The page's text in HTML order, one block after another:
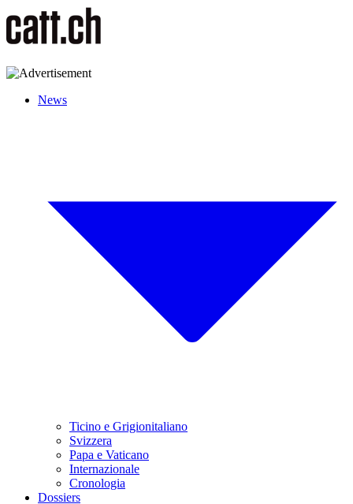
News
Ticino e Grigionitaliano
Svizzera
Papa e Vaticano
Internazionale
Cronologia
Dossiers